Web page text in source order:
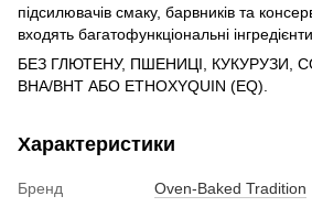
підсилювачів смаку, барвників та
входять багатофункціональні інгредієнти.
БЕЗ ГЛЮТЕНУ, ПШЕНИЦІ, КУКУРУЗИ,
BHA/BHT АБО ETHOXYQUIN (EQ).
Характеристики
Бренд
Oven-Baked Tradition